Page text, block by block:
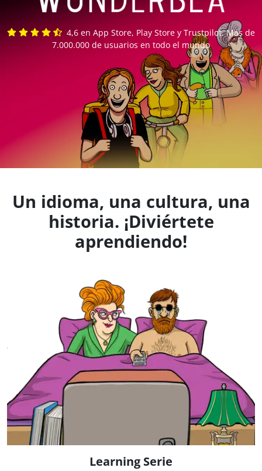
4,6 en App Store, Play Store y Trustpilot.Más de
7.000.000 de usuarios en todo el mundo
Un idioma, una cultura, una
historia. ¡Diviértete
aprendiendo!
Learning Serie